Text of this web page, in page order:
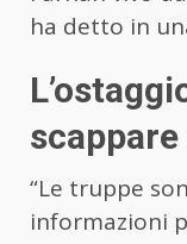
ha detto in
“Le truppe
informazioni